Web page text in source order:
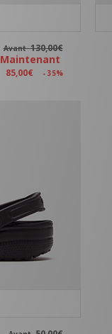
Avant130,00€
Maintenant
85,00€ - 35%